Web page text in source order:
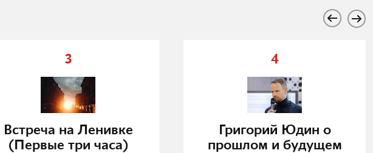
3
Встреча на Ленивке
(Первые три часа)
4
Григорий Юдин о
прошлом и будущем